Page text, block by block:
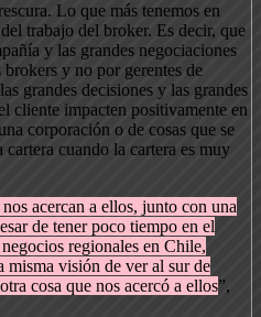
Lo que más tenemos en
trabajo del broker. Es decir, que
y las grandes negociaciones
y no por gerentes de
grandes decisiones y las grandes
cliente impacten positivamente en
corporación o de cosas que se
cuando la cartera es muy
acercan a ellos, junto con una
de tener poco tiempo en el
regionales en Chile,
misma visión de ver al sur de
cosa que nos acercó a ellos”,